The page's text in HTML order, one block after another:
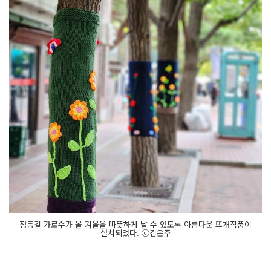
정동길 가로수가 올 겨울을 따뜻하게 날 수 있도록 아름다운 뜨개작품이
설치되었다. ⓒ김은주